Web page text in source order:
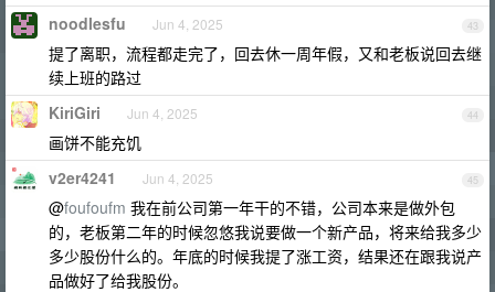
43
noodlesfu Jun 4, 2025
提了离职，流程都走完了，回去休一周年假，又和老板说回去继
续上班的路过
44
KiriGiri Jun 4, 2025
画饼不能充饥
45
v2er4241 Jun 4, 2025
@foufoufm 我在前公司第一年干的不错，公司本来是做外包
的，老板第二年的时候忽悠我说要做一个新产品，将来给我多少
多少股份什么的。年底的时候我提了涨工资，结果还在跟我说产
品做好了给我股份。